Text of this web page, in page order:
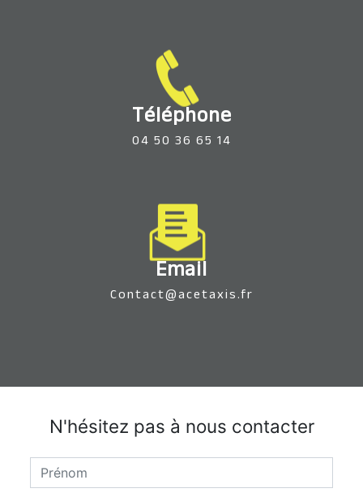
Téléphone
04 50 36 65 14
Email
contact@acetaxis.fr
N'hésitez pas à nous contacter